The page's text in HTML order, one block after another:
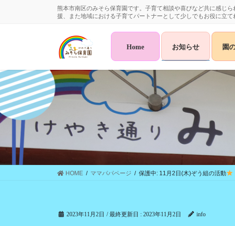
移
動
ン
に
移
動
熊本市南区のみそら保育園です。子育て相談や喜びなど共に感じ
援、また地域における子育てパートナーとして少しでもお役に立
Home お知らせ 園
HOME ママパパページ 保護中: 11月2日(木)ぞう組の活動
2023年11月2日 / 最終更新日 : 2023年11月2日 info